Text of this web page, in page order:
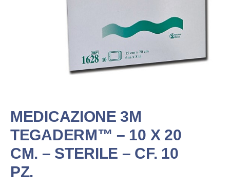
MEDICAZIONE 3M
TEGADERM™ – 10 X 20
CM. – STERILE – CF. 10
PZ.